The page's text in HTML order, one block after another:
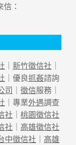
：
｜ 新竹徵信社 ｜
｜優良抓姦諮詢
司 ｜ 徵信服務｜
｜專業外遇調查
社 ｜ 桃園徵信社
社 ｜ 高雄徵信社
中徵信社 ｜ 高雄